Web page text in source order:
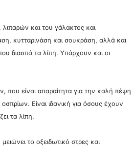
και του γάλακτος και
κυτταρινάση και σουκράση, αλλά και
διασπά τα λίπη. Υπάρχουν και οι
είναι απαραίτητα για την καλή πέψη
Είναι ιδανική για όσους έχουν
τα λίπη.
το οξειδωτικό στρες και